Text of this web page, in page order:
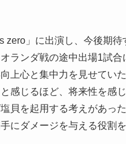
」に出演し、今後期待
ランダ戦の途中出場1試合
上心と集中力を見せていた
感じるほど、将来性を感じ
貝を起用する考えがあっ
にダメージを与える役割を